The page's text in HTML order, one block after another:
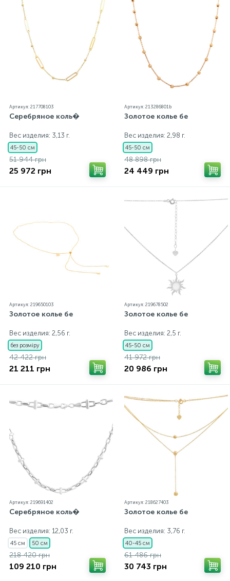
Артикул: 217708103
Серебряное коль�
Вес изделия: 3,13 г.
45-50 см
51 944 грн
25 972 грн
Артикул: 213286801b
Золотое колье бе
Вес изделия: 2,98 г.
45-50 см
48 898 грн
24 449 грн
Артикул: 219650103
Золотое колье бе
Вес изделия: 2,56 г.
без розміру
42 422 грн
21 211 грн
Артикул: 219678502
Золотое колье бе
Вес изделия: 2,5 г.
45-50 см
41 972 грн
20 986 грн
Артикул: 219691402
Серебряное коль�
Вес изделия: 12,03 г.
45 см 50 см
218 420 грн
109 210 грн
Артикул: 218627403
Золотое колье бе
Вес изделия: 3,76 г.
40-45 см
61 486 грн
30 743 грн